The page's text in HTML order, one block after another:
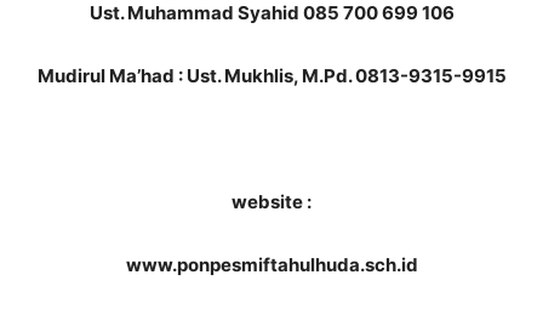
Ust.Muhammad Syahid 085 700 699 106
Mudirul Ma’had : Ust.Mukhlis, M.Pd.0813-9315-9915
website :
www.ponpesmiftahulhuda.sch.id